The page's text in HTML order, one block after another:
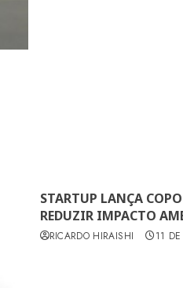
STARTUP LANÇA
REDUZIR IMPACTO
RICARDO HIRAISHI 11